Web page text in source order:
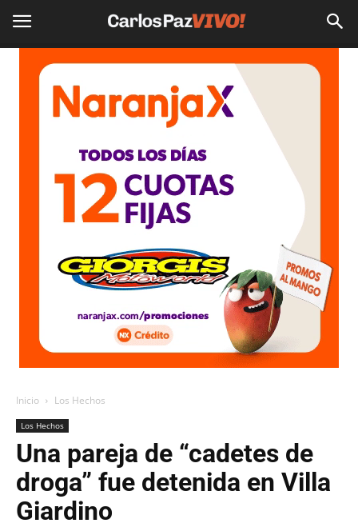
Inicio Los Hechos
Los Hechos
Una pareja de “cadetes de
droga” fue detenida en Villa
Giardino